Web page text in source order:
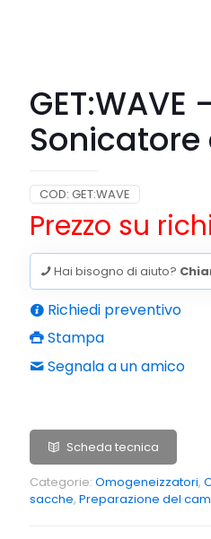
GET:WAVE
COD: GET:WAVE
Prezzo su
Hai bisogno di aiuto?
Richiedi preventivo
Stampa
Segnala a un amico
Scheda tecnica
Categorie: Omogeneizzatori,
sacche, Preparazione del